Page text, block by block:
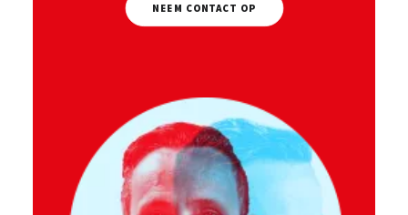
NEEM CONTACT OP